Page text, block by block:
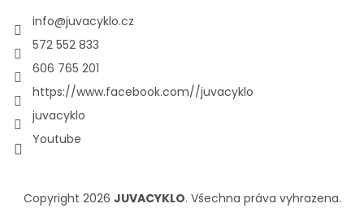
info@juvacyklo.cz
572 552 833
606 765 201
https://www.facebook.com//juvacyklo
juvacyklo
Youtube
Copyright 2026 JUVACYKLO. Všechna práva vyhrazena.